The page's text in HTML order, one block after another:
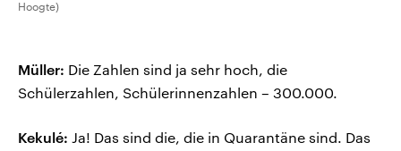
Hoogte)
Müller: Die Zahlen sind ja sehr hoch, die
Schülerzahlen, Schülerinnenzahlen – 300.000.
Kekulé: Ja! Das sind die, die in Quarantäne sind. Das